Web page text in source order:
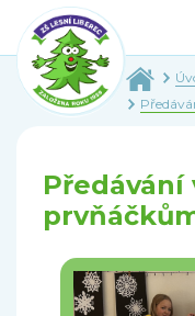
Předávání